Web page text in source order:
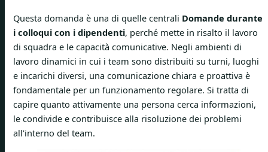
Questa domanda è una di quelle centrali Domande durante
i colloqui con i dipendenti, perché mette in risalto il lavoro
di squadra e le capacità comunicative. Negli ambienti di
lavoro dinamici in cui i team sono distribuiti su turni, luoghi
e incarichi diversi, una comunicazione chiara e proattiva è
fondamentale per un funzionamento regolare. Si tratta di
capire quanto attivamente una persona cerca informazioni,
le condivide e contribuisce alla risoluzione dei problemi
all'interno del team.